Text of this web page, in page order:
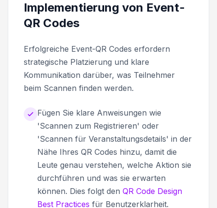
Implementierung von Event-
QR Codes
Erfolgreiche Event-QR Codes erfordern
strategische Platzierung und klare
Kommunikation darüber, was Teilnehmer
beim Scannen finden werden.
Fügen Sie klare Anweisungen wie
'Scannen zum Registrieren' oder
'Scannen für Veranstaltungsdetails' in der
Nähe Ihres QR Codes hinzu, damit die
Leute genau verstehen, welche Aktion sie
durchführen und was sie erwarten
können. Dies folgt den QR Code Design
Best Practices für Benutzerklarheit.